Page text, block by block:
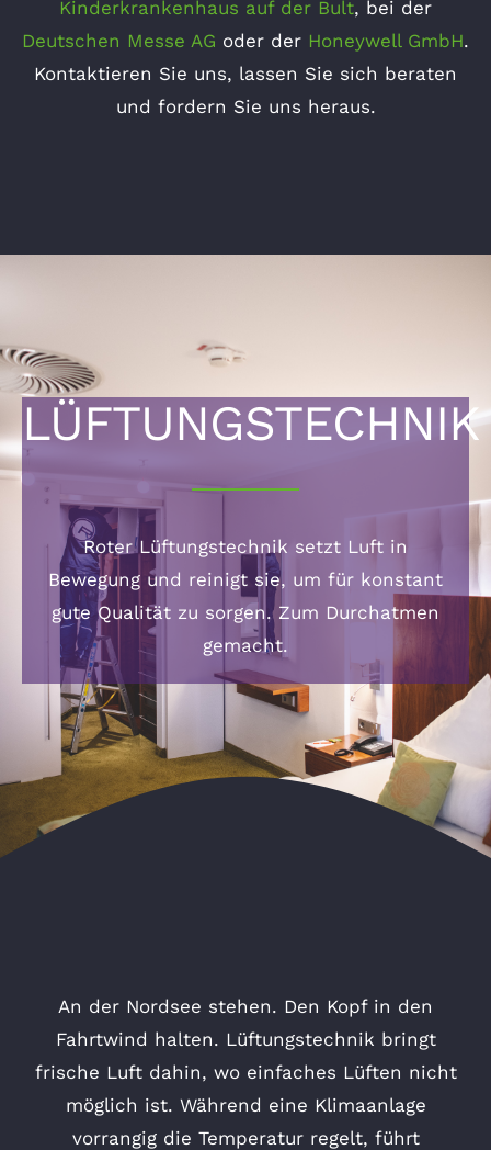
Kinderkrankenhaus auf der Bult, bei der
Deutschen Messe AG oder der Honeywell GmbH.
Kontaktieren Sie uns, lassen Sie sich beraten
und fordern Sie uns heraus.
LÜFTUNGSTECHNIK
Roter Lüftungstechnik setzt Luft in
Bewegung und reinigt sie, um für konstant
gute Qualität zu sorgen. Zum Durchatmen
gemacht.
An der Nordsee stehen. Den Kopf in den
Fahrtwind halten. Lüftungstechnik bringt
frische Luft dahin, wo einfaches Lüften nicht
möglich ist. Während eine Klimaanlage
vorrangig die Temperatur regelt, führt